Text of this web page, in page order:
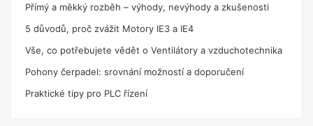
Přímý a měkký rozběh – výhody, nevýhody a zkušenosti
5 důvodů, proč zvážit Motory IE3 a IE4
Vše, co potřebujete vědět o Ventilátory a vzduchotechnika
Pohony čerpadel: srovnání možností a doporučení
Praktické tipy pro PLC řízení